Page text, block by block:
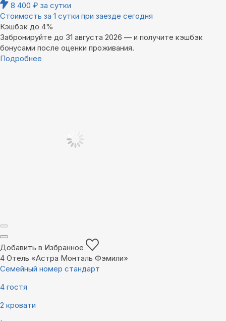
8 400 ₽ за сутки
Стоимость за 1 сутки при заезде сегодня
Кэшбэк до 4%
Забронируйте до 31 августа 2026 — и получите кэшбэк
бонусами после оценки проживания.
Подробнее
Добавить в Избранное
4 Отель «Астра Монталь Фэмили»
Семейный номер стандарт
4 гостя
2 кровати